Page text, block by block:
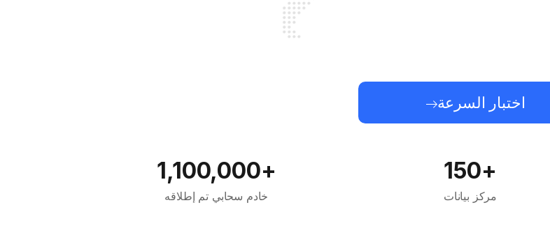
اختبار السرعة
+150
مركز بيانات
+1,100,000
خادم سحابي تم إطلاقه